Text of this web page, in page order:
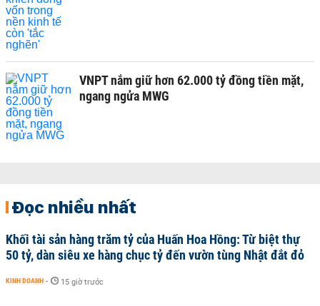
VNPT nắm giữ hơn 62.000 tỷ đồng tiền mặt,
ngang ngửa MWG
Đọc nhiều nhất
Khối tài sản hàng trăm tỷ của Huấn Hoa Hồng: Từ biệt thự
50 tỷ, dàn siêu xe hàng chục tỷ đến vườn tùng Nhật đắt đỏ
KINH DOANH - 15 giờ trước